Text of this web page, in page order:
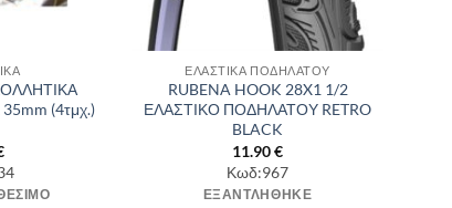
(4τμχ.)
ΕΛΑΣΤΙΚΑ ΠΟΔΗΛΑΤΟΥ
RUBENA HOOK 28X1 1/2
ΕΛΑΣΤΙΚΟ ΠΟΔΗΛΑΤΟΥ RETRO
BLACK
11.90€
Κωδ:967
ΕΞΑΝΤΛΉΘΗΚΕ